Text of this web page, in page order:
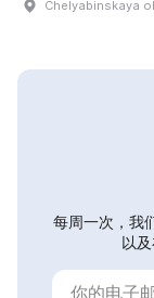
Chelyabinskaya
每周一次，我
以